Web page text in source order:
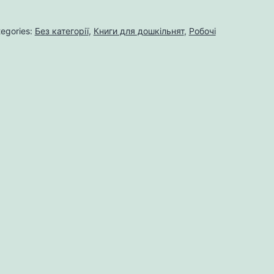
Без категорії, Книги для дошкільнят, Робочі